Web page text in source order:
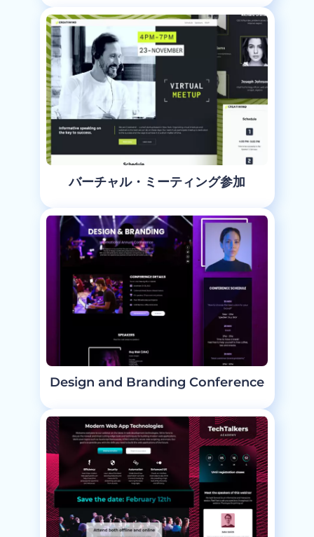
バーチャル・ミーティング参加
Design and Branding Conference